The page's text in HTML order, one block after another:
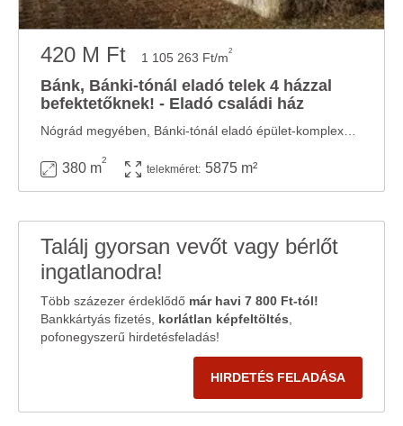
420 M Ft 1 105 263 Ft/m2
Bánk, Bánki-tónál eladó telek 4 házzal
befektetőknek! - Eladó családi ház
380 m
2
telekméret: 5875 m²
Találj gyorsan vevőt vagy bérlőt
ingatlanodra!
Több százezer érdeklődő már havi 7 800 Ft-tól!
Bankkártyás fizetés, korlátlan képfeltöltés
pofonegyszerű hirdetésfeladás!
HIRDETÉS FELADÁSA